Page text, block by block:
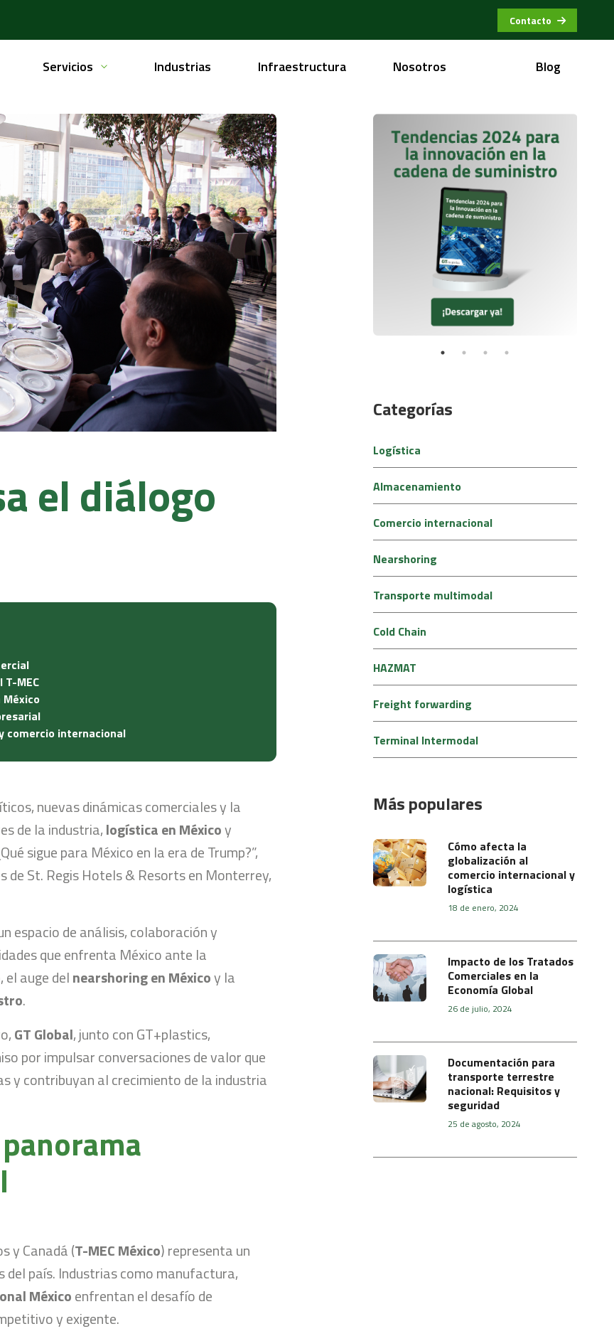
Contacto
Servicios Industrias Infraestructura Nosotros Blog
el diálogo
MEC
comercio internacional
nuevas dinámicas comerciales y la
de la industria,logística en Méxicoy
sigue para México en la era de Trump?”,
de St. Regis Hotels & Resorts en Monterrey,
espacio de análisis, colaboración y
que enfrenta México ante la
, el auge delnearshoring en Méxicoy la
.
GT Global, junto con GT+plastics,
por impulsar conversaciones de valor que
y contribuyan al crecimiento de la industria
y Canadá (T-MEC México) representa un
país. Industrias como manufactura,
Méxicoenfrentan el desafío de
y exigente.
Categorías
Logística
Almacenamiento
Comercio internacional
Nearshoring
Transporte multimodal
Cold Chain
HAZMAT
Freight forwarding
Terminal Intermodal
Más populares
Cómo afecta la
globalización al
comercio internacional y
logística
18 de enero, 2024
Impacto de los Tratados
Comerciales en la
Economía Global
26 de julio, 2024
Documentación para
transporte terrestre
nacional: Requisitos y
seguridad
25 de agosto, 2024